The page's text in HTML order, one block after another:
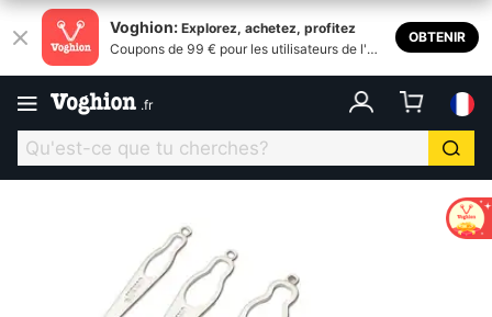
Voghion: Explorez, achetez, profitez
Coupons de 99 € pour les utilisateurs de l'ap
OBTENIR
.fr